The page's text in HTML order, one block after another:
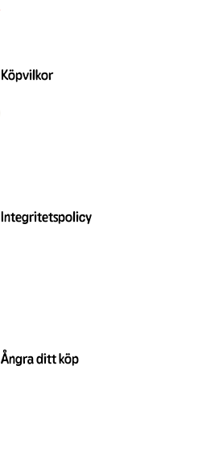
Köpvilkor
Integritetspolicy
Ångra ditt köp